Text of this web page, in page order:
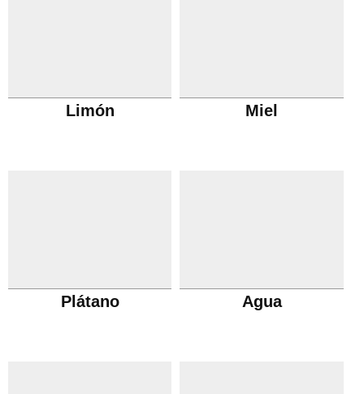
Limón Miel
Plátano Agua